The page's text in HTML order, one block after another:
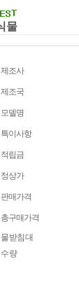
물
제조사
제조국
모델명
특이사항
적립금
정상가
판매가격
총구매가격
물받침대
수량